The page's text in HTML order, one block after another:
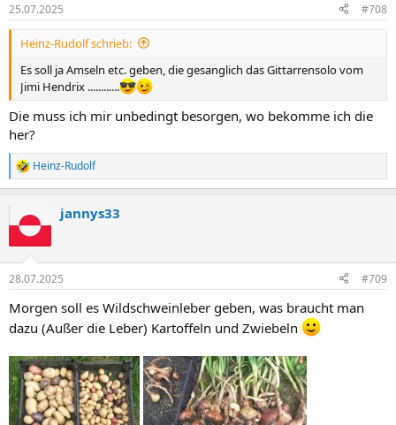
e
n
25.07.2025 #708
Heinz-Rudolf schrieb:
Es soll ja Amseln etc. geben, die gesanglich das Gittarrensolo vom
Jimi Hendrix ............
Die muss ich mir unbedingt besorgen, wo bekomme ich die
her?
R
e
t
i
e
:
Heinz-Rudolf
jannys33
28.07.2025 #709
Morgen soll es Wildschweinleber geben, was braucht man
dazu (Außer die Leber) Kartoffeln und Zwiebeln